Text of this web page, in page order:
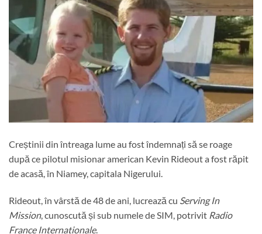
Creștinii din întreaga lume au fost îndemnați să se roage
după ce pilotul misionar american Kevin Rideout a fost răpit
de acasă, în Niamey, capitala Nigerului.
Rideout, în vârstă de 48 de ani, lucrează cu Serving In
Mission, cunoscută și sub numele de SIM, potrivit Radio
France Internationale.